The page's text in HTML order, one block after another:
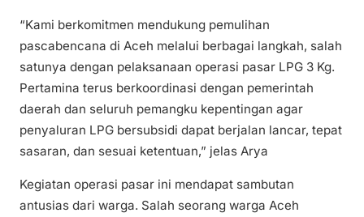
“Kami berkomitmen mendukung pemulihan
pascabencana di Aceh melalui berbagai langkah, salah
satunya dengan pelaksanaan operasi pasar LPG 3 Kg.
Pertamina terus berkoordinasi dengan pemerintah
daerah dan seluruh pemangku kepentingan agar
penyaluran LPG bersubsidi dapat berjalan lancar, tepat
sasaran, dan sesuai ketentuan,” jelas Arya
Kegiatan operasi pasar ini mendapat sambutan
antusias dari warga. Salah seorang warga Aceh